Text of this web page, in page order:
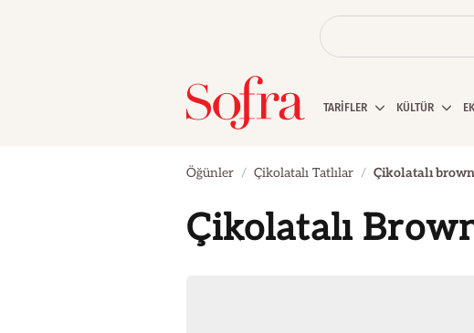
TARİFLER KÜLTÜR
Öğünler Çikolatalı Tatlılar Çikolatalı
Çikolatalı